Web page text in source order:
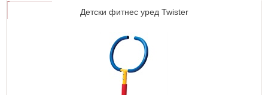
Детски фитнес уред Twister